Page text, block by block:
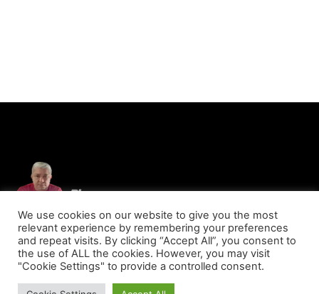
© Copyright 2023 - Blog Do Marcos Lima - Todos os direitos reservados
We use cookies on our website to give you the most
relevant experience by remembering your preferences
and repeat visits. By clicking “Accept All”, you consent to
the use of ALL the cookies. However, you may visit
"Cookie Settings" to provide a controlled consent.